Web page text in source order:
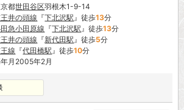
都世田谷区羽根木1-9-14
井の頭線 『下北沢駅』徒歩13分
急小田原線 『下北沢駅』徒歩13分
井の頭線 『新代田駅』徒歩5分
線 『代田橋駅』徒歩10分
月2005年2月